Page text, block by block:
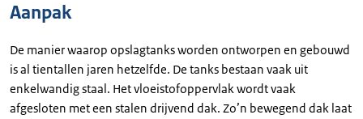
Aanpak
De manier waarop opslagtanks worden ontworpen en gebouwd
is al tientallen jaren hetzelfde. De tanks bestaan vaak uit
enkelwandig staal. Het vloeistofoppervlak wordt vaak
afgesloten met een stalen drijvend dak. Zo’n bewegend dak laat